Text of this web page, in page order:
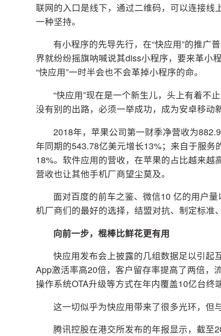
联网的入口是线下，通过二维码，可以连接线
一种坚持。
有小程序的先导先行，在“快应用”的推广
界就纷纷摇旗呐喊说其diss小程序，要来革小
“快应用”一时半会也不会革掉小程序的命。
“快应用”现在是一个新生儿，头上有着不
没有别的出路，必须一举成功，成为安卓移动
2018年，苹果公司第一财季净营收为
年同期的543.78亿美元增长13%；来自于服
18%。软件应用的营收，在苹果的占比越来
营收也让其他手机厂商望尘莫及。
面对百度的前车之鉴、微信10 亿的用户
机厂商们的最好的选择，结盟对抗、制定标准
向前一步，棍棒比鲜花更有用
快应用发布会上披露的几组数据足以引起
App激活率高20倍，客户留存率提高了两倍，
操作系统OTA升级等方式在年内覆盖10亿台终端
这一切似乎为快应用带来了很多光环，但
腾讯控股在港交所发布的年报显示，截至